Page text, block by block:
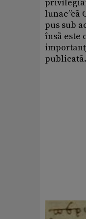
lunae”cã
pus sub
însã este